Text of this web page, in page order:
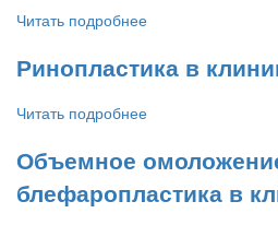
Читать подробнее
Ринопластика в
Читать подробнее
Объемное
блефаропластика в